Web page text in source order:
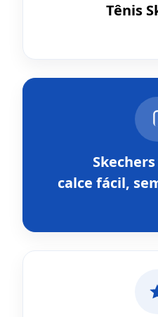
Tênis
calce fácil,